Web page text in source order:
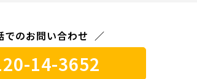
でのお問い合わせ
14-3652